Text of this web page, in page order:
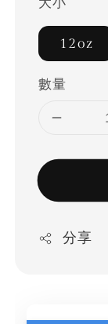
大小
12oz
數量
分享